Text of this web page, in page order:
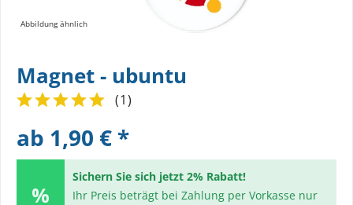
Abbildung ähnlich
Magnet - ubuntu
(1)
ab 1,90 € *
Sichern Sie sich jetzt 2% Rabatt!
Ihr Preis beträgt bei Zahlung per Vorkasse nur